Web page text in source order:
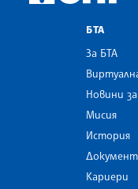
БТА
За БТА
Новини
Мисия
История
Кариери